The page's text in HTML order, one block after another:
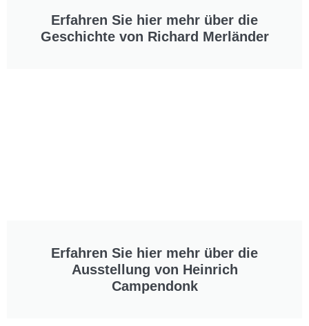
Erfahren Sie hier mehr über die
Geschichte von Richard Merländer
Erfahren Sie hier mehr über die
Ausstellung von Heinrich
Campendonk